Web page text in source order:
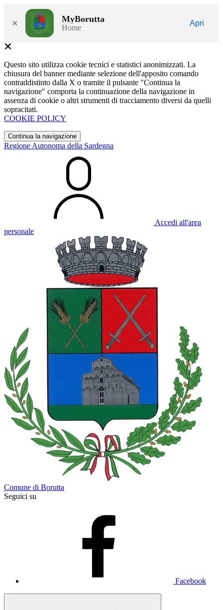
× MyBorutta
Home
Apri
Questo sito utilizza cookie tecnici e statistici anonimizzati. La
chiusura del banner mediante selezione dell'apposito comando
contraddistinto dalla X o tramite il pulsante "Continua la
navigazione" comporta la continuazione della navigazione in
assenza di cookie o altri strumenti di tracciamento diversi da quelli
sopracitati.
COOKIE POLICY
Continua la navigazione
Regione Autonoma della Sardegna
Accedi all'area
personale
Comune di Borutta
Seguici su
Facebook